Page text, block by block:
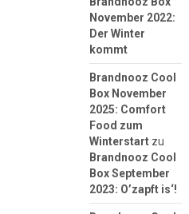
November 2022:
Der Winter
kommt
Brandnooz Cool
Box November
2025: Comfort
Food zum
Winterstartzu
Brandnooz Cool
Box September
2023: O’zapft is‘!